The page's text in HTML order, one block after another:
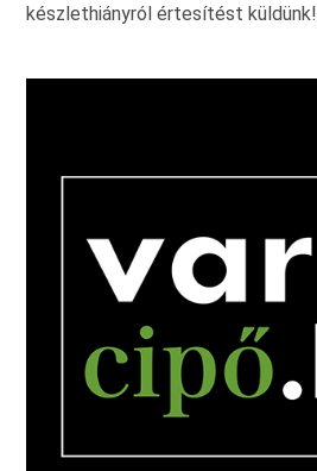
készlethiányról értesítést küldünk!